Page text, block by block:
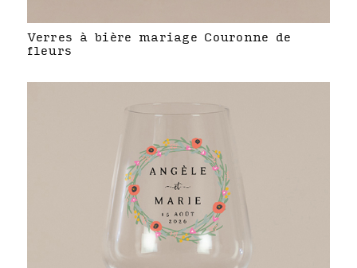
Verres à bière mariage Couronne de
fleurs